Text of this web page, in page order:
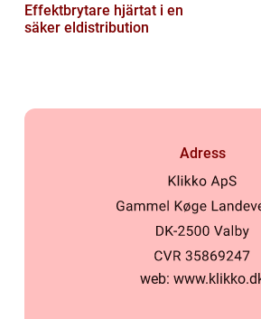
Effektbrytare hjärtat i en
säker eldistribution
Adress
web: